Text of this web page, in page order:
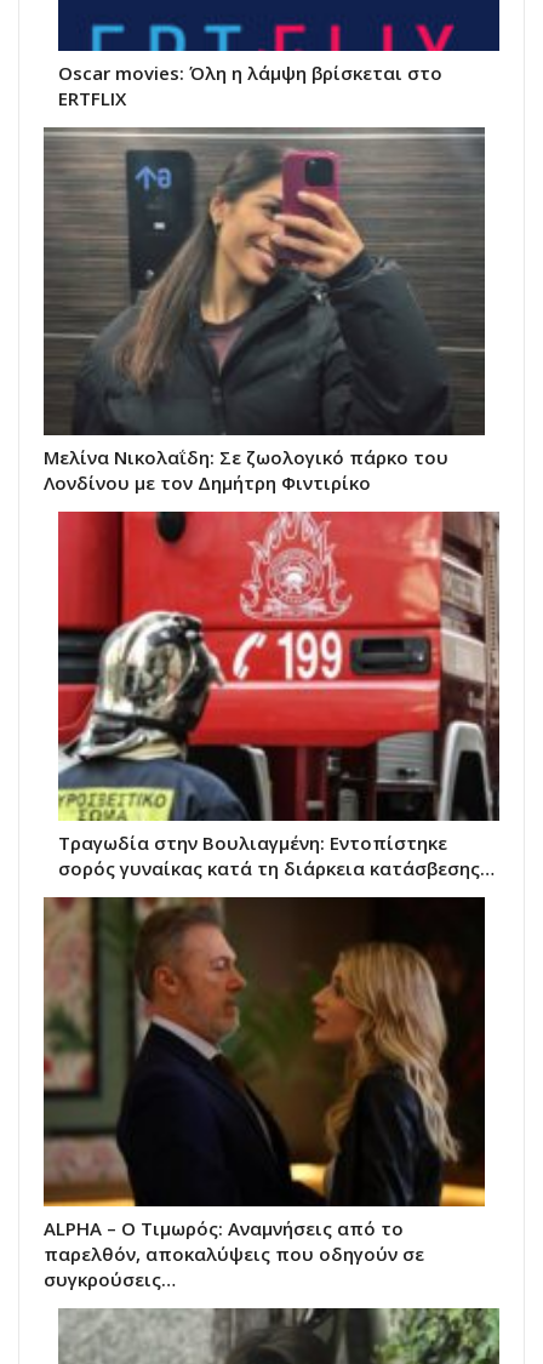
Oscar movies: Όλη η λάμψη βρίσκεται στο
ERTFLIX
Μελίνα Νικολαΐδη: Σε ζωολογικό πάρκο του
Λονδίνου με τον Δημήτρη Φιντιρίκο
Τραγωδία στην Βουλιαγμένη: Εντοπίστηκε
σορός γυναίκας κατά τη διάρκεια κατάσβεσης…
ALPHA – Ο Τιμωρός: Αναμνήσεις από το
παρελθόν, αποκαλύψεις που οδηγούν σε
συγκρούσεις…